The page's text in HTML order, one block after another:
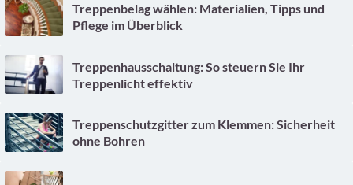
Treppenbelag wählen: Materialien, Tipps und
Pflege im Überblick
Treppenhausschaltung: So steuern Sie Ihr
Treppenlicht effektiv
Treppenschutzgitter zum Klemmen: Sicherheit
ohne Bohren